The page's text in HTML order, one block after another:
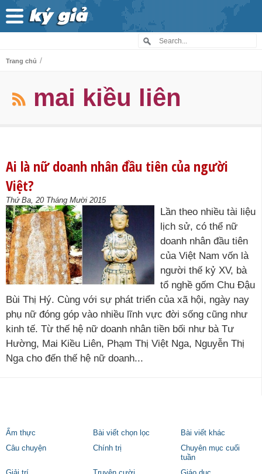
Trang chủ /
mai kiều liên
Ai là nữ doanh nhân đầu tiên của người
Việt?
Thứ Ba, 20 Tháng Mười 2015
Lần theo nhiều tài liệu
lịch sử, có thể nữ
doanh nhân đầu tiên
của Việt Nam vốn là
người thế kỷ XV, bà
tổ nghề gốm Chu Đậu
Bùi Thị Hý. Cùng với sự phát triển của xã hội, ngày nay
phụ nữ đóng góp vào nhiều lĩnh vực đời sống cũng như
kinh tế. Từ thế hệ nữ doanh nhân tiền bối như bà Tư
Hường, Mai Kiều Liên, Phạm Thị Việt Nga, Nguyễn Thị
Nga cho đến thế hệ nữ doanh...
Ẩm thực Bài viết chọn lọc
Bài viết khác
Câu chuyện
Chính trị
Chuyên mục cuối
tuần